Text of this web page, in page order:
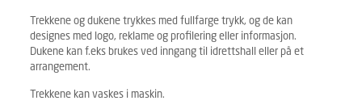
Trekkene og dukene trykkes med fullfarge trykk, og de kan
designes med logo, reklame og profilering eller informasjon.
Dukene kan f.eks brukes ved inngang til idrettshall eller på et
arrangement.
Trekkene kan vaskes i maskin.